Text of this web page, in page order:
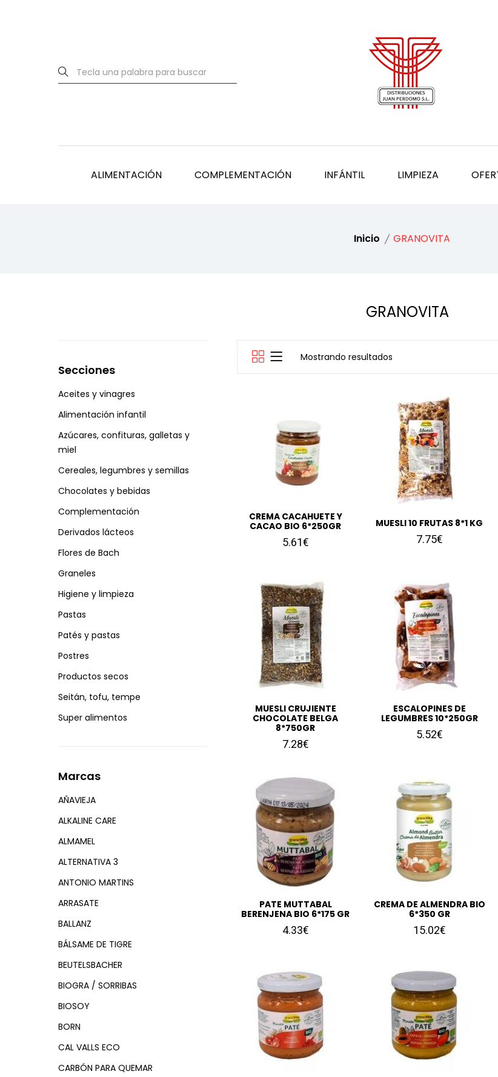
ALIMENTACIÓN COMPLEMENTACIÓN INFÁNTIL LIMPIEZA
Inicio GRANOVITA
GRANOVITA
Mostrando resultados
CREMA CACAHUETE Y
CACAO BIO 6*250GR
5.61€
MUESLI 10 FRUTAS 8*1 KG
7.75€
MUESLI CRUJIENTE
CHOCOLATE BELGA
8*750GR
7.28€
ESCALOPINES DE
LEGUMBRES 10*250GR
5.52€
PATE MUTTABAL
BERENJENA BIO 6*175 GR
4.33€
CREMA DE ALMENDRA BIO
6*350 GR
15.02€
Secciones
Aceites y vinagres
Alimentación infantil
Azúcares, confituras, galletas y
miel
Cereales, legumbres y semillas
Chocolates y bebidas
Complementación
Derivados lácteos
Flores de Bach
Graneles
Higiene y limpieza
Pastas
Patés y pastas
Postres
Productos secos
Seitán, tofu, tempe
Super alimentos
Marcas
AÑAVIEJA
ALKALINE CARE
ALMAMEL
ALTERNATIVA 3
ANTONIO MARTINS
ARRASATE
BALLANZ
BÁLSAME DE TIGRE
BEUTELSBACHER
BIOGRA / SORRIBAS
BIOSOY
BORN
CAL VALLS ECO
CARBÓN PARA QUEMAR